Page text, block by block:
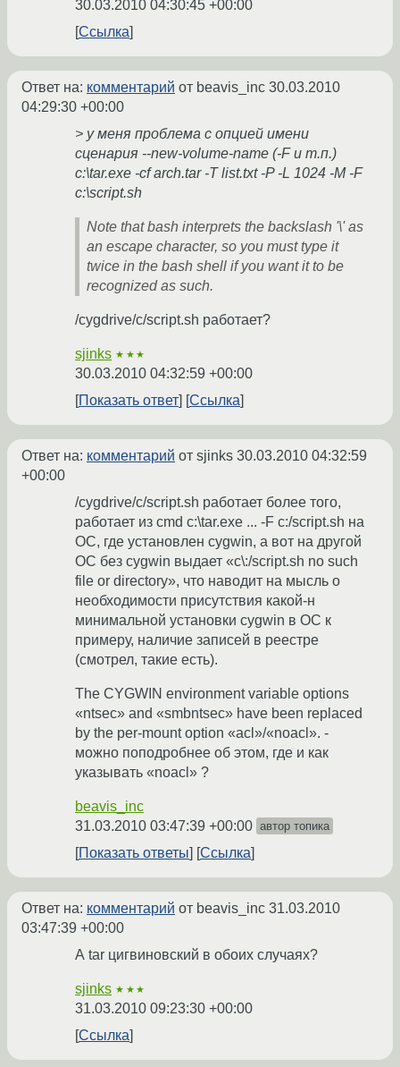
30.03.2010 04:30:45 +00:00
Ссылка
Ответ на: комментарий от beavis_inc 30.03.2010
04:29:30 +00:00
> у меня проблема с опцией имени
сценария --new-volume-name (-F и т.п.)
c:\tar.exe -cf arch.tar -T list.txt -P -L 1024 -M -F
c:\script.sh
Note that bash interprets the backslash '\' as
an escape character, so you must type it
twice in the bash shell if you want it to be
recognized as such.
/cygdrive/c/script.sh работает?
sjinks ★★★
30.03.2010 04:32:59 +00:00
Показать ответ
Ссылка
Ответ на: комментарий от sjinks 30.03.2010 04:32:59
+00:00
/cygdrive/c/script.sh работает более того,
работает из cmd c:\tar.exe ... -F c:/script.sh на
ОС, где установлен cygwin, а вот на другой
ОС без cygwin выдает «c\:/script.sh no such
file or directory», что наводит на мысль о
необходимости присутствия какой-н
минимальной установки cygwin в ОС к
примеру, наличие записей в реестре
(смотрел, такие есть).
The CYGWIN environment variable options
«ntsec» and «smbntsec» have been replaced
by the per-mount option «acl»/«noacl». -
можно поподробнее об этом, где и как
указывать «noacl» ?
beavis_inc
31.03.2010 03:47:39 +00:00 автор топика
Показать ответы Ссылка
Ответ на: комментарий от beavis_inc 31.03.2010
03:47:39 +00:00
А tar цигвиновский в обоих случаях?
sjinks ★★★
31.03.2010 09:23:30 +00:00
Ссылка